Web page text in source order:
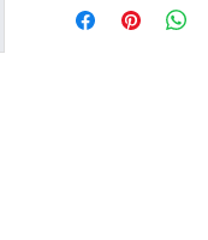
だけます。
する情報を入力して